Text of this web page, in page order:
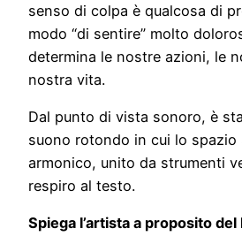
senso di colpa è qualcosa di
modo “di sentire” molto
determina le nostre azioni, le
nostra vita.
Dal punto di vista sonoro, è
suono rotondo in cui lo spazio
armonico, unito da strumenti
respiro al testo.
Spiega l’artista a proposito del